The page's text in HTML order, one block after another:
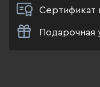
Сертификат
Подарочная